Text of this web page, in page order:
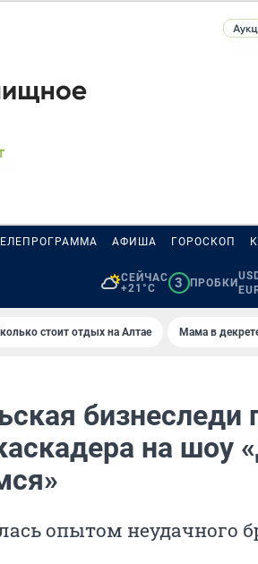
АФИША ГОРОСКОП
СЕЙЧАС
+21°C
3 ПРОБКИ
стоит отдых на Алтае Мама в
бизнеследи
на шоу
опытом неудачного